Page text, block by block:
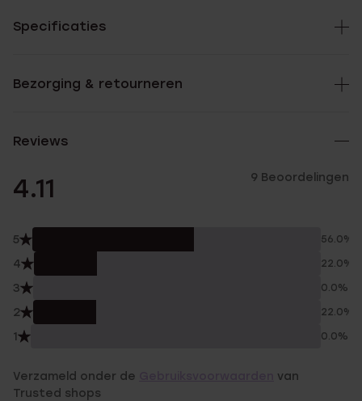
Specificaties
Bezorging & retourneren
Reviews
4.11 9 Beoordelingen
5 56.0%
4 22.0%
3 0.0%
2 22.0%
1 0.0%
Verzameld onder de
van
Trusted shops